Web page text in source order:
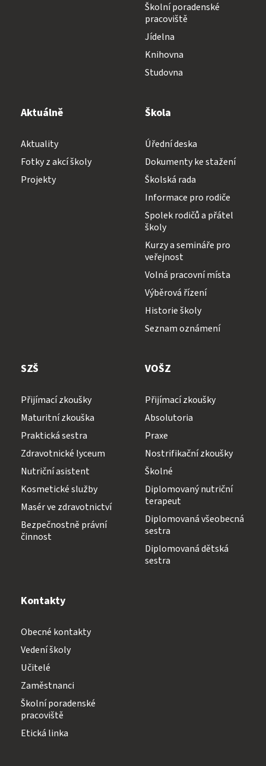
Školní poradenské
pracoviště
Jídelna
Knihovna
Studovna
Aktuálně
Aktuality
Fotky z akcí školy
Projekty
Škola
Úřední deska
Dokumenty ke stažení
Školská rada
Informace pro rodiče
Spolek rodičů a přátel
školy
Kurzy a semináře pro
veřejnost
Volná pracovní místa
Výběrová řízení
Historie školy
Seznam oznámení
SZŠ
Přijímací zkoušky
Maturitní zkouška
Praktická sestra
Zdravotnické lyceum
Nutriční asistent
Kosmetické služby
Masér ve zdravotnictví
Bezpečnostně právní
činnost
VOŠZ
Přijímací zkoušky
Absolutoria
Praxe
Nostrifikační zkoušky
Školné
Diplomovaný nutriční
terapeut
Diplomovaná všeobecná
sestra
Diplomovaná dětská
sestra
Kontakty
Obecné kontakty
Vedení školy
Učitelé
Zaměstnanci
Školní poradenské
pracoviště
Etická linka